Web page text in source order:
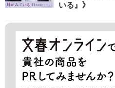
いる』》